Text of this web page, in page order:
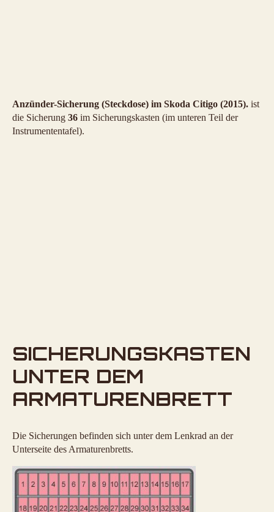
Anzünder-Sicherung (Steckdose) im Skoda Citigo (2015). ist
die Sicherung 36 im Sicherungskasten (im unteren Teil der
Instrumententafel).
SICHERUNGSKASTEN
UNTER DEM
ARMATURENBRETT
Die Sicherungen befinden sich unter dem Lenkrad an der
Unterseite des Armaturenbretts.